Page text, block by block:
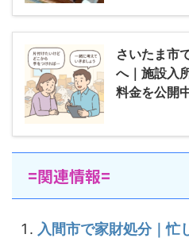
さいたま市
へ｜施設入
料金を公開
=関連情報=
入間市で家財処分｜忙